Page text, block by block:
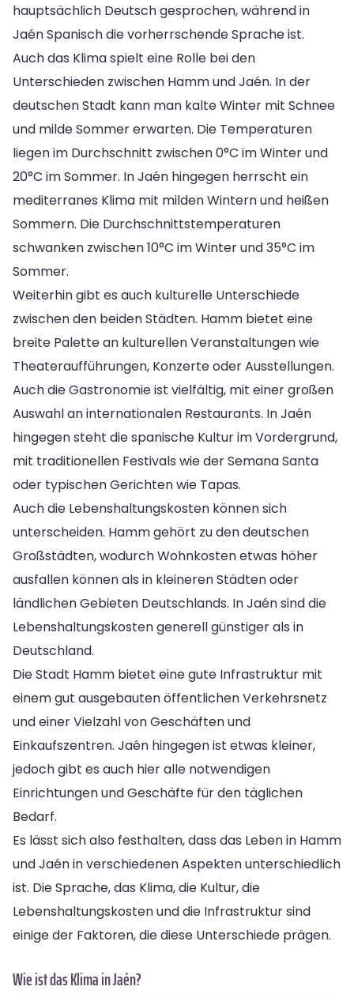
hauptsächlich Deutsch gesprochen, während in
Jaén Spanisch die vorherrschende Sprache ist.
Auch das Klima spielt eine Rolle bei den
Unterschieden zwischen Hamm und Jaén. In der
deutschen Stadt kann man kalte Winter mit Schnee
und milde Sommer erwarten. Die Temperaturen
liegen im Durchschnitt zwischen 0°C im Winter und
20°C im Sommer. In Jaén hingegen herrscht ein
mediterranes Klima mit milden Wintern und heißen
Sommern. Die Durchschnittstemperaturen
schwanken zwischen 10°C im Winter und 35°C im
Sommer.
Weiterhin gibt es auch kulturelle Unterschiede
zwischen den beiden Städten. Hamm bietet eine
breite Palette an kulturellen Veranstaltungen wie
Theateraufführungen, Konzerte oder Ausstellungen.
Auch die Gastronomie ist vielfältig, mit einer großen
Auswahl an internationalen Restaurants. In Jaén
hingegen steht die spanische Kultur im Vordergrund,
mit traditionellen Festivals wie der Semana Santa
oder typischen Gerichten wie Tapas.
Auch die Lebenshaltungskosten können sich
unterscheiden. Hamm gehört zu den deutschen
Großstädten, wodurch Wohnkosten etwas höher
ausfallen können als in kleineren Städten oder
ländlichen Gebieten Deutschlands. In Jaén sind die
Lebenshaltungskosten generell günstiger als in
Deutschland.
Die Stadt Hamm bietet eine gute Infrastruktur mit
einem gut ausgebauten öffentlichen Verkehrsnetz
und einer Vielzahl von Geschäften und
Einkaufszentren. Jaén hingegen ist etwas kleiner,
jedoch gibt es auch hier alle notwendigen
Einrichtungen und Geschäfte für den täglichen
Bedarf.
Es lässt sich also festhalten, dass das Leben in Hamm
und Jaén in verschiedenen Aspekten unterschiedlich
ist. Die Sprache, das Klima, die Kultur, die
Lebenshaltungskosten und die Infrastruktur sind
einige der Faktoren, die diese Unterschiede prägen.
Wie ist das Klima in Jaén?